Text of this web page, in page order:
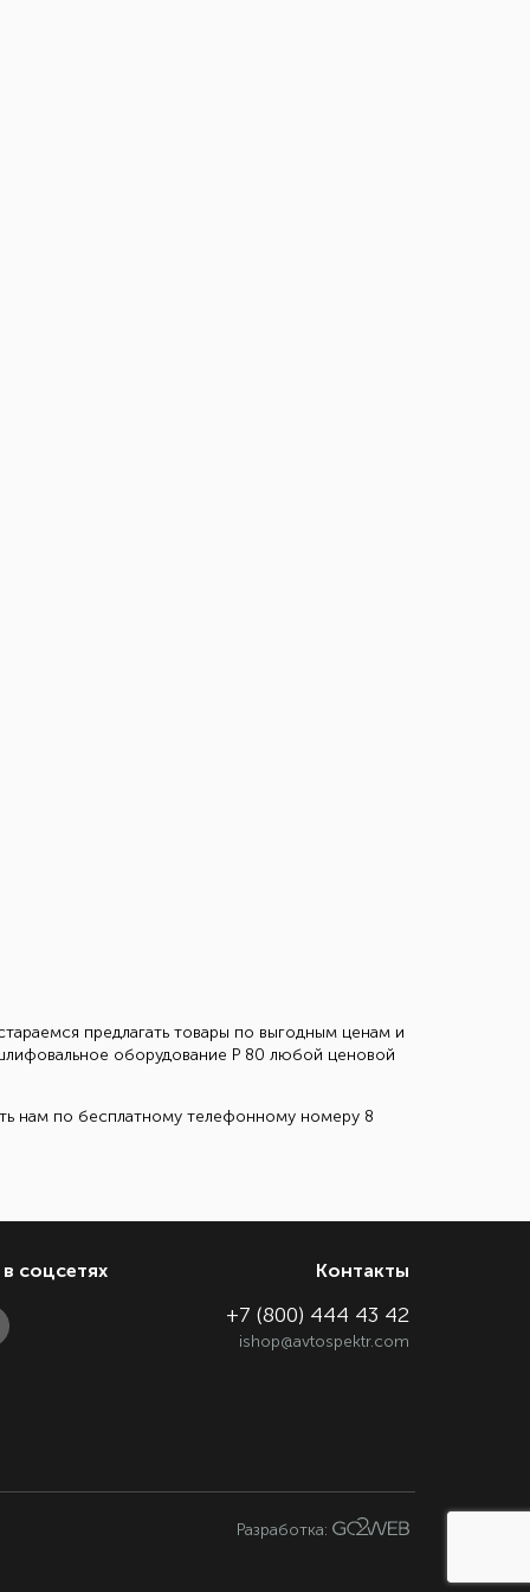
предлагать товары по выгодным ценам и
оборудование Р 80 любой ценовой
нам по бесплатному телефонному номеру 8
соцсетях Контакты
+7 (800) 444 43 42
ishop@avtospektr.com
Разработка: